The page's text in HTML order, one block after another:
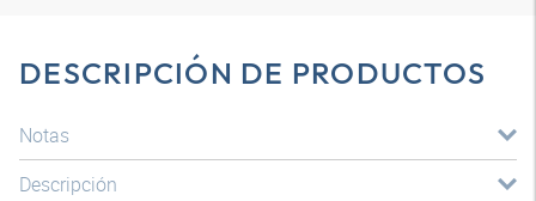
DESCRIPCIÓN DE PRODUCTOS
Notas
Descripción